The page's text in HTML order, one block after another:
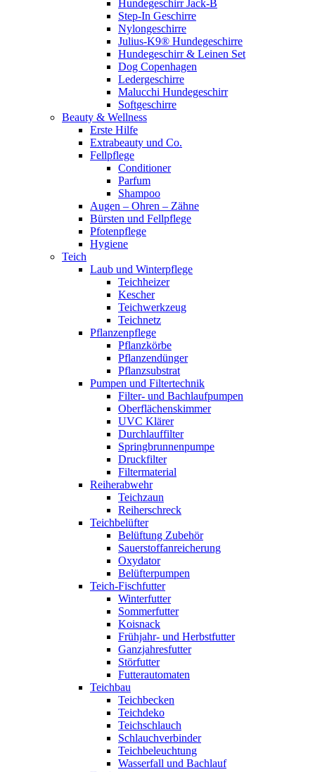
Hundegeschirr Jack-B
Step-In Geschirre
Nylongeschirre
Julius-K9® Hundegeschirre
Hundegeschirr & Leinen Set
Dog Copenhagen
Ledergeschirre
Malucchi Hundegeschirr
Softgeschirre
Beauty & Wellness
Erste Hilfe
Extrabeauty und Co.
Fellpflege
Conditioner
Parfum
Shampoo
Augen – Ohren – Zähne
Bürsten und Fellpflege
Pfotenpflege
Hygiene
Teich
Laub und Winterpflege
Teichheizer
Kescher
Teichwerkzeug
Teichnetz
Pflanzenpflege
Pflanzkörbe
Pflanzendünger
Pflanzsubstrat
Pumpen und Filtertechnik
Filter- und Bachlaufpumpen
Oberflächenskimmer
UVC Klärer
Durchlauffilter
Springbrunnenpumpe
Druckfilter
Filtermaterial
Reiherabwehr
Teichzaun
Reiherschreck
Teichbelüfter
Belüftung Zubehör
Sauerstoffanreicherung
Oxydator
Belüfterpumpen
Teich-Fischfutter
Winterfutter
Sommerfutter
Koisnack
Frühjahr- und Herbstfutter
Ganzjahresfutter
Störfutter
Futterautomaten
Teichbau
Teichbecken
Teichdeko
Teichschlauch
Schlauchverbinder
Teichbeleuchtung
Wasserfall und Bachlauf